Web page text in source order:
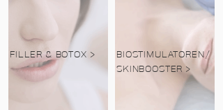
FILLER & BOTOX >
BIOSTIMULATOREN/
SKINBOOSTER >